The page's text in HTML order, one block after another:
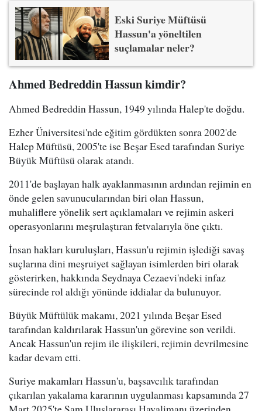
Eski Suriye Müftüsü
Hassun'a yöneltilen
suçlamalar neler?
Ahmed Bedreddin Hassun kimdir?
Ahmed Bedreddin Hassun, 1949 yılında Halep'te doğdu.
Ezher Üniversitesi'nde eğitim gördükten sonra 2002'de
Halep Müftüsü, 2005'te ise Beşar Esed tarafından Suriye
Büyük Müftüsü olarak atandı.
2011'de başlayan halk ayaklanmasının ardından rejimin en
önde gelen savunucularından biri olan Hassun,
muhaliflere yönelik sert açıklamaları ve rejimin askeri
operasyonlarını meşrulaştıran fetvalarıyla öne çıktı.
İnsan hakları kuruluşları, Hassun'u rejimin işlediği savaş
suçlarına dini meşruiyet sağlayan isimlerden biri olarak
gösterirken, hakkında Seydnaya Cezaevi'ndeki infaz
sürecinde rol aldığı yönünde iddialar da bulunuyor.
Büyük Müftülük makamı, 2021 yılında Beşar Esed
tarafından kaldırılarak Hassun'un görevine son verildi.
Ancak Hassun'un rejim ile ilişkileri, rejimin devrilmesine
kadar devam etti.
Suriye makamları Hassun'u, başsavcılık tarafından
çıkarılan yakalama kararının uygulanması kapsamında 27